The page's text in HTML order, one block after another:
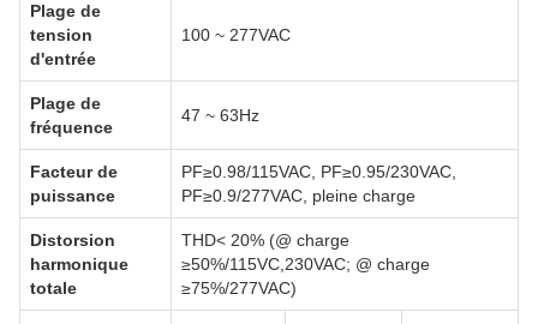
Plage de
tension
d'entrée
100 ~ 277VAC
Plage de
fréquence
47 ~ 63Hz
Facteur de
puissance
PF≥0.98/115VAC, PF≥0.95/230VAC,
PF≥0.9/277VAC, pleine charge
Distorsion
harmonique
totale
THD< 20% (@ charge
≥50%/115VC,230VAC; @ charge
≥75%/277VAC)